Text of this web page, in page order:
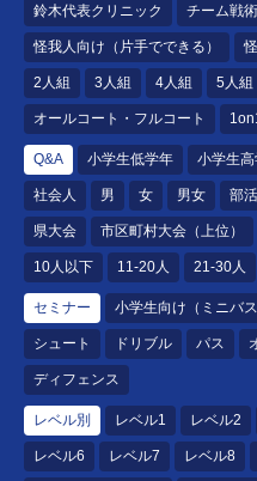
鈴木代表クリニック チーム戦術
怪我人向け（片手でできる）
2人組 3人組 4人組 5人組
オールコート・フルコート
Q&A 小学生低学年 小学生
社会人 男 女 男女 部
県大会 市区町村大会（上位）
10人以下 11-20人 21-30人
セミナー 小学生向け（ミニバス
シュート ドリブル パス
ディフェンス
レベル別 レベル1 レベル2
レベル6 レベル7 レベル8